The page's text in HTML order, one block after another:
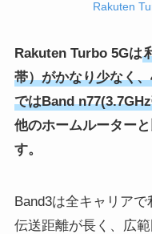
Rakuten
Rakuten Turbo 5Gは
帯）がかなり少なく
ではBand
他のホームルーター
す。
Band3は全キャリアで
伝送距離が長く、広